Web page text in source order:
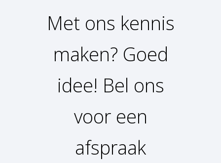
Met ons kennis
maken? Goed
idee! Bel ons
voor een
afspraak